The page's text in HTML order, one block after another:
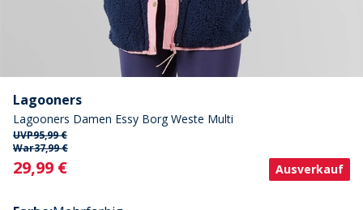
Lagooners
Lagooners Damen Essy Borg Weste Multi
UVP95,99 €
War37,99 €
Current
29,99 € Ausverkauf